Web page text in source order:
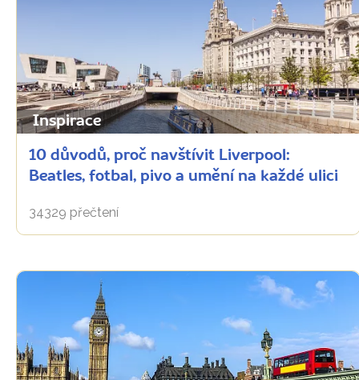
Inspirace
10 důvodů, proč navštívit Liverpool:
Beatles, fotbal, pivo a umění na každé ulici
34329 přečtení